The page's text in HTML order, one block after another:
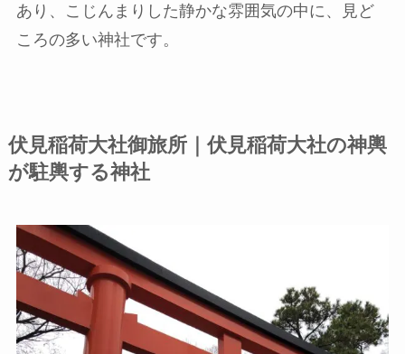
あり、こじんまりした静かな雰囲気の中に、見ど
ころの多い神社です。
伏見稲荷大社御旅所｜伏見稲荷大社の神輿
が駐輿する神社